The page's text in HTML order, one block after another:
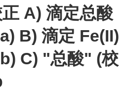
A) 滴定总酸
B) 滴定 Fe(II)
C) "总酸" (校